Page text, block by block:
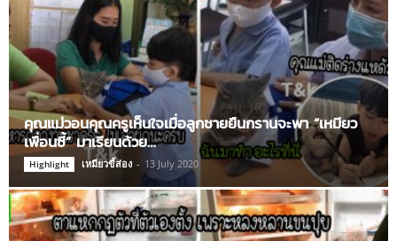
คุณแม่วอนคุณครูเห็นใจเมื่อลูกชายยืนกรานจะพา “เหมียว
เพื่อนซี้” มาเรียนด้วย…
Highlight เหมียวขี้ส่อง - 13 July 2020